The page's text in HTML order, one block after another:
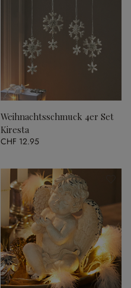
Weihnachtsschmuck 4er Set
Kiresta
CHF 12.95